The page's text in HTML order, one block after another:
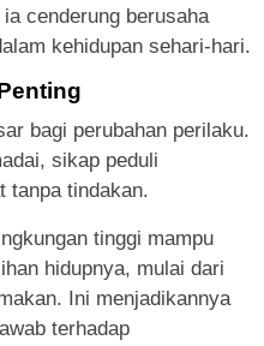
cenderung berusaha
kehidupan sehari-hari.
bagi perubahan perilaku.
sikap peduli
tanpa tindakan.
tinggi mampu
hidupnya, mulai dari
Ini menjadikannya
terhadap